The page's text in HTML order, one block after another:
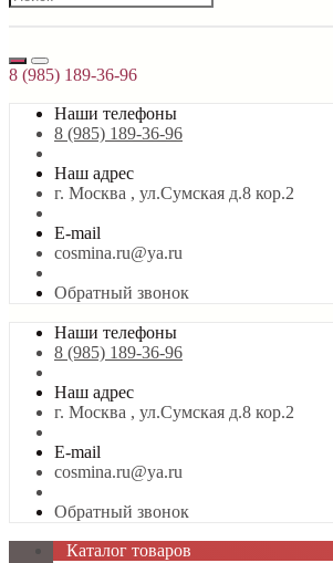
8 (985) 189-36-96
Наши телефоны
8 (985) 189-36-96
Наш адрес
г. Москва , ул.Сумская д.8 кор.2
E-mail
cosmina.ru@ya.ru
Обратный звонок
Наши телефоны
8 (985) 189-36-96
Наш адрес
г. Москва , ул.Сумская д.8 кор.2
E-mail
cosmina.ru@ya.ru
Обратный звонок
Каталог товаров